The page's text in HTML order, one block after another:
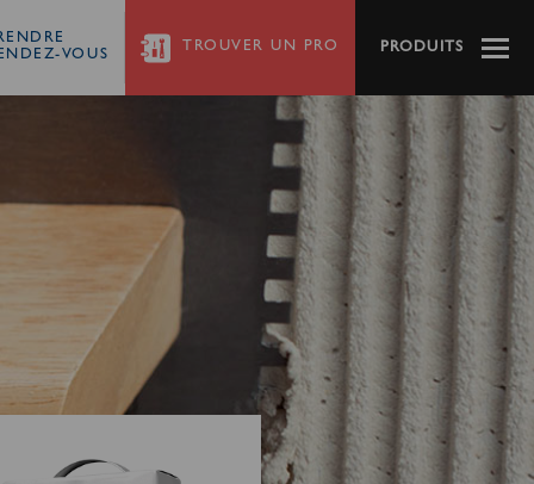
VOUS
TROUVER UN PRO PRODUITS